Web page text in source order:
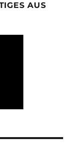
AUS D